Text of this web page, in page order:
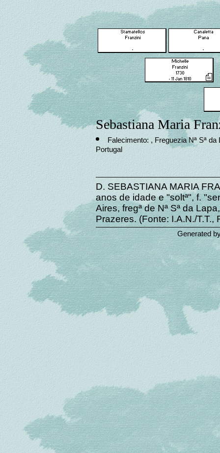
Sebastiana Maria
Falecimento: , Freguezia Nª Sª da
Portugal
D. SEBASTIANA MARIA
anos de idade e "soltª", f.
Aires, fregª de Nª Sª da
Prazeres. (Fonte: I.A.N./
Generated